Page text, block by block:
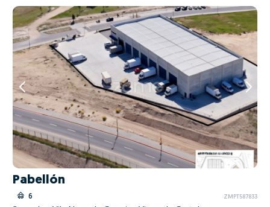
Pabellón
6 ZMPT587833